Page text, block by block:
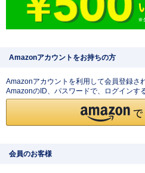
Amazonアカウントをお持ちの方
Amazonアカウントを利用して会員登録さ
AmazonのID、パスワードで、ログインす
会員のお客様